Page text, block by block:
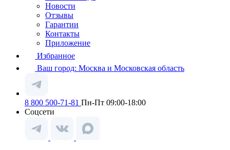
Новости
Отзывы
Гарантии
Контакты
Приложение
Избранное
Ваш город: Москва и Московская область
8 800 500-71-81 Пн-Пт 09:00-18:00
Соцсети